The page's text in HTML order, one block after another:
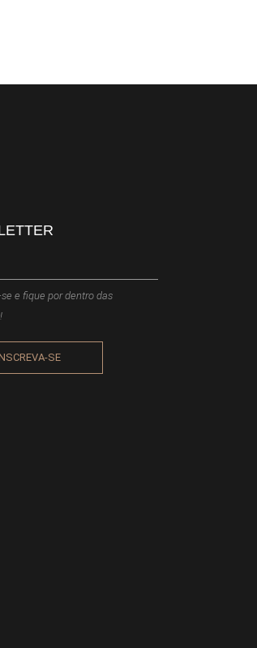
e fique por dentro das
SE